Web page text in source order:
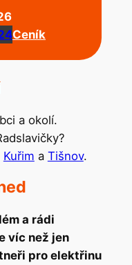
Ceník
a okolí.
Kuřim a Tišnov.
a rádi
víc než jen
pro elektřinu